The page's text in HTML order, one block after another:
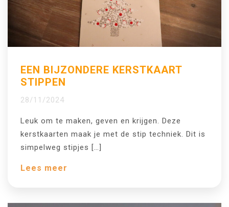
EEN BIJZONDERE KERSTKAART
STIPPEN
28/11/2024
Leuk om te maken, geven en krijgen. Deze
kerstkaarten maak je met de stip techniek. Dit is
simpelweg stipjes […]
Lees meer